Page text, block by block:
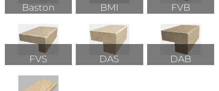
Baston BMI FVB
FVS DAS DAB